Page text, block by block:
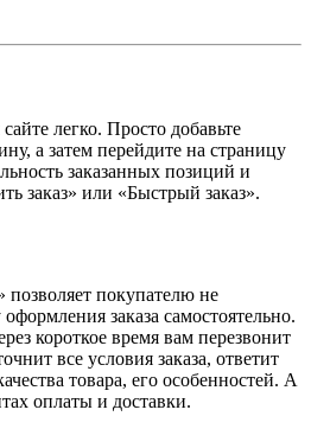
легко. Просто добавьте
а затем перейдите на страницу
заказанных позиций и
заказ» или «Быстрый заказ».
покупателю не
заказа самостоятельно.
короткое время вам перезвонит
все условия заказа, ответит
товара, его особенностей. А
оплаты и доставки.